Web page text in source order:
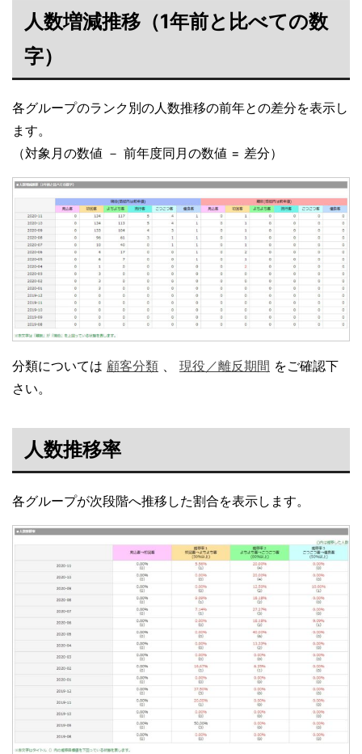
人数増減推移（1年前と比べての数
字）
各グループのランク別の人数推移の前年との差分を表示し
ます。
（対象月の数値 － 前年度同月の数値 = 差分）
分類については 顧客分類 現役／離反期間 をご確認下
さい。
人数推移率
各グループが次段階へ推移した割合を表示します。